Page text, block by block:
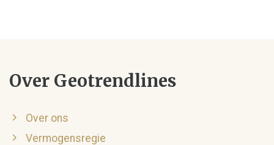
Over Geotrendlines
Over ons
Vermogensregie